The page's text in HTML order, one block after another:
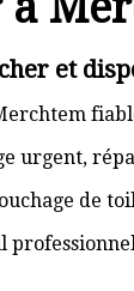
et
urgent,
de